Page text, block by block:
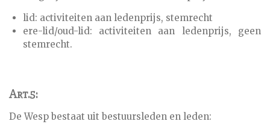
lid: activiteiten aan ledenprijs, stemrecht
ere-lid/oud-lid: activiteiten aan ledenprijs, geen
stemrecht.
Art.5:
De Wesp bestaat uit bestuursleden en leden: